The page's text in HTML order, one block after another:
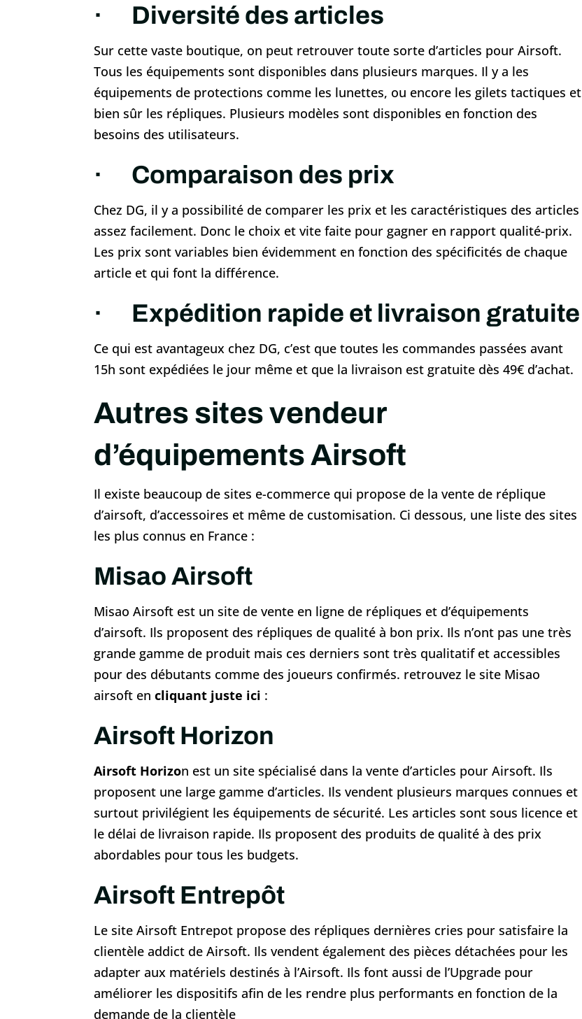
· Diversité des articles
Sur cette vaste boutique, on peut retrouver toute sorte d’articles pour Airsoft.
Tous les équipements sont disponibles dans plusieurs marques. Il y a les
équipements de protections comme les lunettes, ou encore les gilets tactiques et
bien sûr les répliques. Plusieurs modèles sont disponibles en fonction des
besoins des utilisateurs.
· Comparaison des prix
Chez DG, il y a possibilité de comparer les prix et les caractéristiques des articles
assez facilement. Donc le choix et vite faite pour gagner en rapport qualité-prix.
Les prix sont variables bien évidemment en fonction des spécificités de chaque
article et qui font la différence.
· Expédition rapide et livraison gratuite
Ce qui est avantageux chez DG, c’est que toutes les commandes passées avant
15h sont expédiées le jour même et que la livraison est gratuite dès 49€ d’achat.
Autres sites vendeur
d’équipements Airsoft
Il existe beaucoup de sites e-commerce qui propose de la vente de réplique
d’airsoft, d’accessoires et même de customisation. Ci dessous, une liste des sites
les plus connus en France :
Misao Airsoft
Misao Airsoft est un site de vente en ligne de répliques et d’équipements
d’airsoft. Ils proposent des répliques de qualité à bon prix. Ils n’ont pas une très
grande gamme de produit mais ces derniers sont très qualitatif et accessibles
pour des débutants comme des joueurs confirmés. retrouvez le site Misao
airsoft encliquant juste ici :
Airsoft Horizon
Airsoft Horizon est un site spécialisé dans la vente d’articles pour Airsoft. Ils
proposent une large gamme d’articles. Ils vendent plusieurs marques connues et
surtout privilégient les équipements de sécurité. Les articles sont sous licence et
le délai de livraison rapide. Ils proposent des produits de qualité à des prix
abordables pour tous les budgets.
Airsoft Entrepôt
Le site Airsoft Entrepot propose des répliques dernières cries pour satisfaire la
clientèle addict de Airsoft. Ils vendent également des pièces détachées pour les
adapter aux matériels destinés à l’Airsoft. Ils font aussi de l’Upgrade pour
améliorer les dispositifs afin de les rendre plus performants en fonction de la
demande de la clientèle